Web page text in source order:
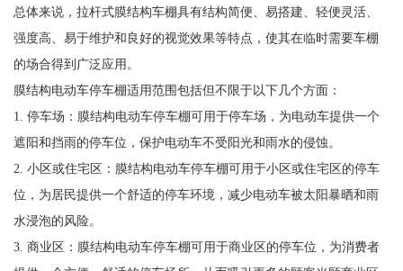
总体来说，拉杆式膜结构车棚具有结构简便、易搭建、轻便灵活、
强度高、易于维护和良好的视觉效果等特点，使其在临时需要车棚
的场合得到广泛应用。
膜结构电动车停车棚适用范围包括但不限于以下几个方面：
1. 停车场：膜结构电动车停车棚可用于停车场，为电动车提供一个
遮阳和挡雨的停车位，保护电动车不受阳光和雨水的侵蚀。
2. 小区或住宅区：膜结构电动车停车棚可用于小区或住宅区的停车
位，为居民提供一个舒适的停车环境，减少电动车被太阳暴晒和雨
水浸泡的风险。
3. 商业区：膜结构电动车停车棚可用于商业区的停车位，为消费者